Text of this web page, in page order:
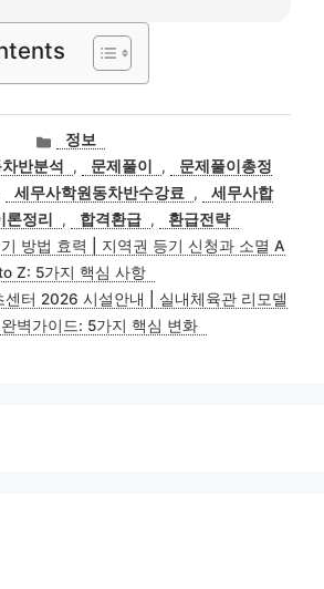
카
테
고
리
정보
반분석 , 문제풀이 ,
문제풀이총정
세무사학원동차반수강료 ,
세무사합
론정리 , 합격환급 ,
환급전략
방법 효력 | 지역권 등기 신청과 소멸 A
Z: 5가지 핵심 사항
센터 2026 시설안내 | 실내체육관 리모델
벽가이드: 5가지 핵심 변화